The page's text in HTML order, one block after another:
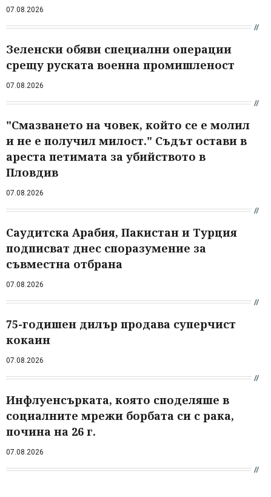
07.08.2026
Зеленски обяви специални операции
срещу руската военна промишленост
07.08.2026
"Смазването на човек, който се е молил
и не е получил милост." Съдът остави в
ареста петимата за убийството в
Пловдив
07.08.2026
Саудитска Арабия, Пакистан и Турция
подписват днес споразумение за
съвместна отбрана
07.08.2026
75-годишен дилър продава суперчист
кокаин
07.08.2026
Инфлуенсърката, която споделяше в
социалните мрежи борбата си с рака,
почина на 26 г.
07.08.2026